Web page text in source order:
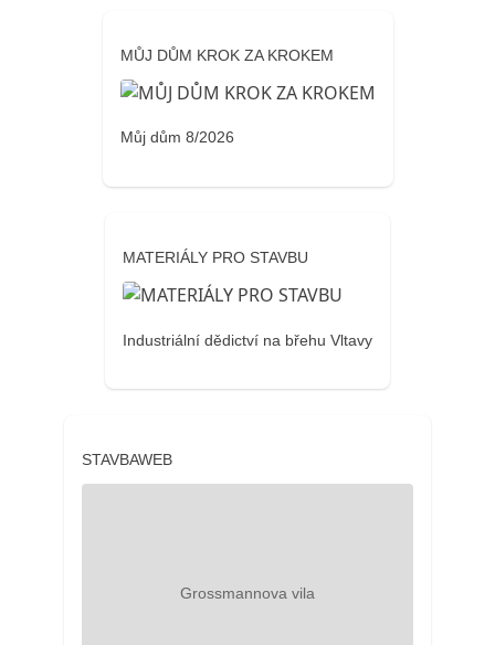
MŮJ DŮM KROK ZA KROKEM
Můj dům 8/2026
MATERIÁLY PRO STAVBU
Industriální dědictví na břehu Vltavy
STAVBAWEB